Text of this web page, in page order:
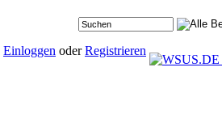
Einloggen oderRegistrieren